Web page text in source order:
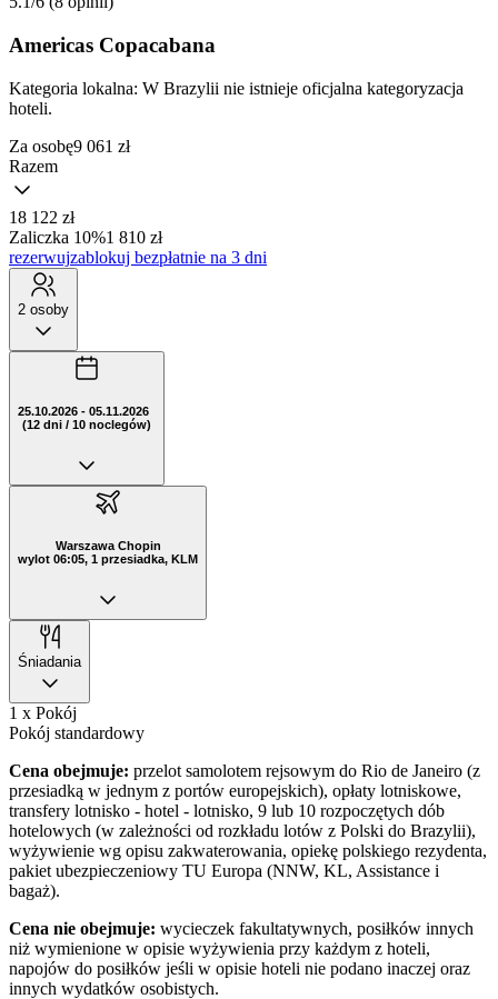
Americas Copacabana
Kategoria lokalna: W Brazylii nie istnieje oficjalna kategoryzacja
hoteli.
Za osobę9 061 zł
Razem
18 122 zł
Zaliczka 10%1 810 zł
rezerwujzablokuj bezpłatnie na 3 dni
2 osoby
25.10.2026 - 05.11.2026
(12 dni / 10 noclegów)
Warszawa Chopin
wylot 06:05, 1 przesiadka, KLM
Śniadania
1 x Pokój
Pokój standardowy
Cena obejmuje: przelot samolotem rejsowym do Rio de Janeiro (z
przesiadką w jednym z portów europejskich), opłaty lotniskowe,
transfery lotnisko - hotel - lotnisko, 9 lub 10 rozpoczętych dób
hotelowych (w zależności od rozkładu lotów z Polski do Brazylii),
wyżywienie wg opisu zakwaterowania, opiekę polskiego rezydenta,
pakiet ubezpieczeniowy TU Europa (NNW, KL, Assistance i
bagaż).
Cena nie obejmuje: wycieczek fakultatywnych, posiłków innych
niż wymienione w opisie wyżywienia przy każdym z hoteli,
napojów do posiłków jeśli w opisie hoteli nie podano inaczej oraz
innych wydatków osobistych.